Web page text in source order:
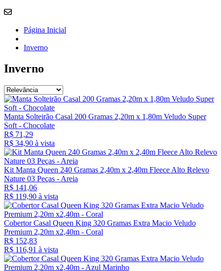
Página Inicial
Inverno
Inverno
Manta Solteirão Casal 200 Gramas 2,20m x 1,80m Veludo Super
Soft - Chocolate
R$ 71,29
R$ 34,90 à vista
Kit Manta Queen 240 Gramas 2,40m x 2,40m Fleece Alto Relevo
Nature 03 Peças - Areia
R$ 141,06
R$ 119,90 à vista
Cobertor Casal Queen King 320 Gramas Extra Macio Veludo
Premium 2,20m x2,40m - Coral
R$ 152,83
R$ 116,91 à vista